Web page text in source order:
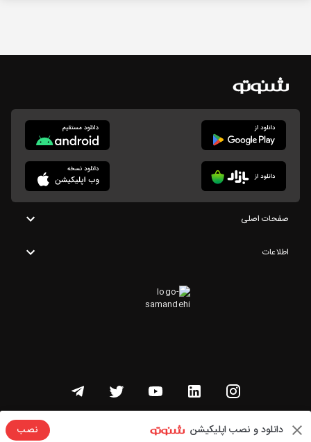
دانلود و نصب اپلیکیشن نصب
صفحات اصلی
اطلاعات
تمامی حقوق این وبسایت متعلق به شنوتو است